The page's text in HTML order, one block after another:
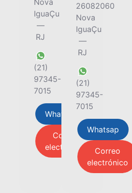
Nova
IguaÇu
—
RJ
(21)
97345-
7015
Whatsap
Correo
electrónico
26082060
Nova
IguaÇu
—
RJ
(21)
97345-
7015
Whatsap
Correo
electrónico